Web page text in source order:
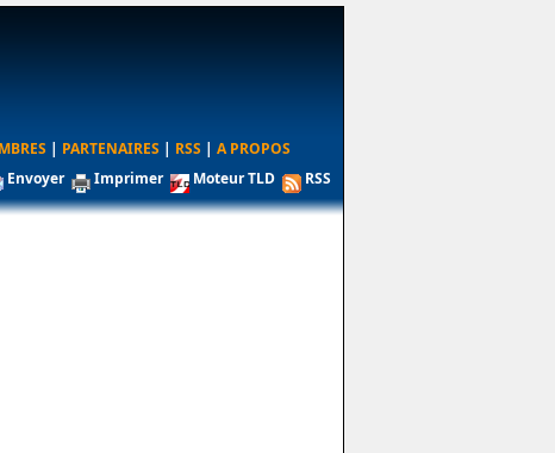
| PARTENAIRES | RSS | A PROPOS
Envoyer Imprimer Moteur TLD RSS